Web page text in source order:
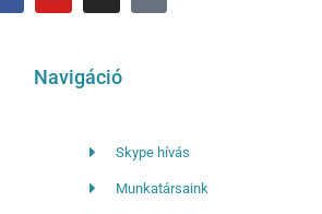
Navigáció
Skype hívás
Munkatársaink